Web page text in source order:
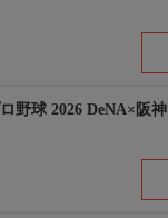
野球 2026 DeNA×阪神